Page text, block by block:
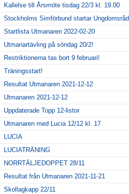
Kallelse till Årsmöte tisdag 22/3 kl. 19.00
Stockholms Simförbund startar Ungdomsråd
Startlista Utmanaren 2022-02-20
Utmanartävling på söndag 20/2!
Restriktionerna tas bort 9 februari!
Träningsstart!
Resultat Utmanaren 2021-12-12
Utmanaren 2021-12-12
Uppdaterade Topp 12-listor
Utmanaren med Lucia 12/12 kl. 17
LUCIA
LUCIATRÄNING
NORRTÄLJEDOPPET 28/11
Resultat från Utmanaren 2021-11-21
Skollagkapp 22/11